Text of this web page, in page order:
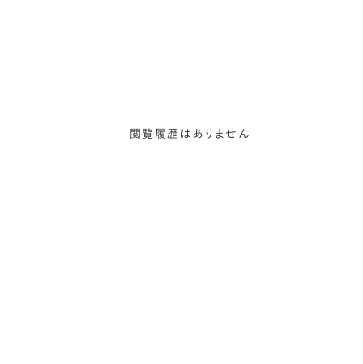
閲覧履歴はありません